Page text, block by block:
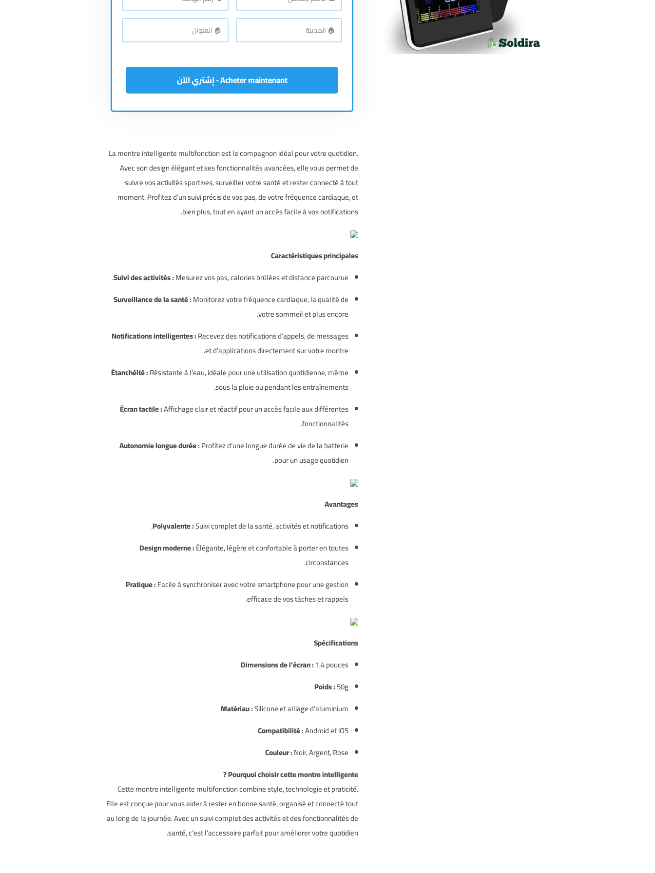
الاسم
بالكامل*
رقم
الهاتف*
🏠
المدينة*
🏠
العنوان*
Acheter maintenant - إشتري الآن
La montre intelligente multifonction est le compagnon idéal pour votre quotidien.
Avec son design élégant et ses fonctionnalités avancées, elle vous permet de
suivre vos activités sportives, surveiller votre santé et rester connecté à tout
moment. Profitez d’un suivi précis de vos pas, de votre fréquence cardiaque, et
bien plus, tout en ayant un accès facile à vos notifications.
Caractéristiques principales
Suivi des activités :Mesurez vos pas, calories brûlées et distance parcourue.
Surveillance de la santé :Monitorez votre fréquence cardiaque, la qualité de
votre sommeil et plus encore.
Notifications intelligentes :Recevez des notifications d’appels, de messages
et d’applications directement sur votre montre.
Étanchéité :Résistante à l’eau, idéale pour une utilisation quotidienne, même
sous la pluie ou pendant les entraînements.
Écran tactile :Affichage clair et réactif pour un accès facile aux différentes
fonctionnalités.
Autonomie longue durée :Profitez d’une longue durée de vie de la batterie
pour un usage quotidien.
Avantages
Polyvalente :Suivi complet de la santé, activités et notifications.
Design moderne :Élégante, légère et confortable à porter en toutes
circonstances.
Pratique :Facile à synchroniser avec votre smartphone pour une gestion
efficace de vos tâches et rappels.
Spécifications
Dimensions de l’écran :1,4 pouces
Poids :50g
Matériau :Silicone et alliage d’aluminium
Compatibilité :Android et iOS
Couleur :Noir, Argent, Rose
Pourquoi choisir cette montre intelligente ?
Cette montre intelligente multifonction combine style, technologie et praticité.
Elle est conçue pour vous aider à rester en bonne santé, organisé et connecté tout
au long de la journée. Avec un suivi complet des activités et des fonctionnalités de
santé, c’est l’accessoire parfait pour améliorer votre quotidien.